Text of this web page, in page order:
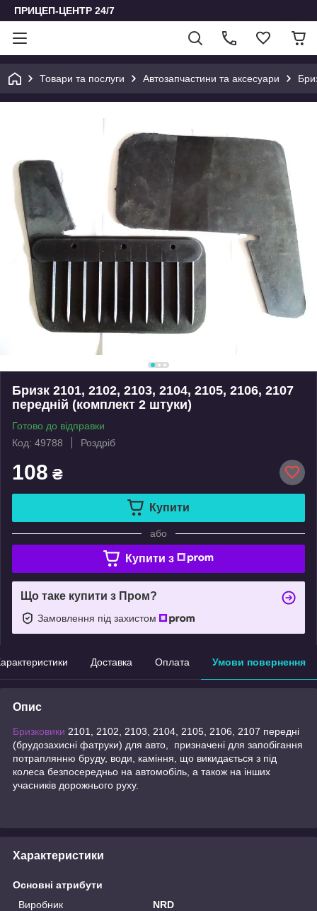
ПРИЦЕП-ЦЕНТР 24/7
Товари та послуги Автозапчастини та аксесуари
Бризк 2101, 2102, 2103, 2104, 2105, 2106, 2107
передній (комплект 2 штуки)
Готово до відправки
Код: 49788
Роздріб
108 ₴
Купити
або
Купити з
Що таке купити з Пром?
Замовлення під захистом
Доставка Оплата Умови повернення
Опис
Бризковики 2101, 2102, 2103, 2104, 2105, 2106, 2107 передні
(брудозахисні фатруки) для авто, призначені для запобігання
потраплянню бруду, води, каміння, що викидається з під
колеса безпосередньо на автомобіль, а також на інших
учасників дорожнього руху.
Характеристики
Основні атрибути
Виробник
NRD